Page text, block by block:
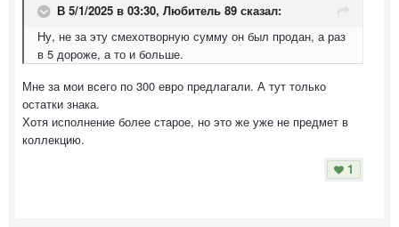
В 5/1/2025 в 03:30, Любитель 89 сказал:
Ну, не за эту смехотворную сумму он был продан, а раз
в 5 дороже, а то и больше.
Мне за мои всего по 300 евро предлагали. А тут только
остатки знака.
Хотя исполнение более старое, но это же уже не предмет в
коллекцию.
1